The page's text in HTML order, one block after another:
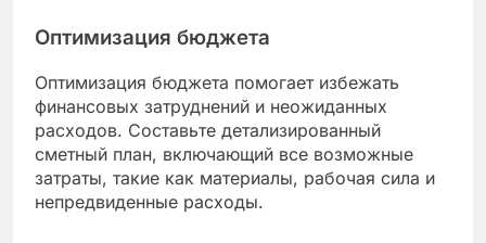
Оптимизация бюджета
Оптимизация бюджета помогает избежать
финансовых затруднений и неожиданных
расходов. Составьте детализированный
сметный план, включающий все возможные
затраты, такие как материалы, рабочая сила и
непредвиденные расходы.